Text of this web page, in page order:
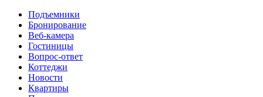
Перейти к основному содержанию
Подъемники
Бронирование
Веб-камера
Гостиницы
Вопрос-ответ
Коттеджи
Новости
Квартиры